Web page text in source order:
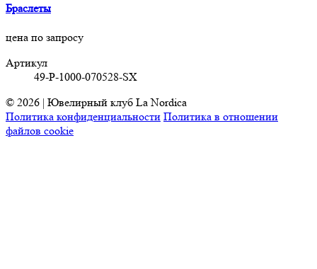
Браслеты
цена по запросу
Артикул
49-P-1000-070528-SX
© 2026 | Ювелирный клуб La Nordica
Политика конфиденциальности Политика в отношении
файлов cookie